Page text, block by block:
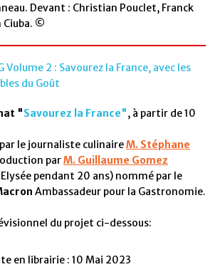
Devant : Christian Pouclet, Franck
Ciuba. ©
Volume 2 : Savourez la France, avec les
du Goût
"Savourez la France", à partir de 10
le journaliste culinaireM. Stéphane
parM. Guillaume Gomez
pendant 20 ans) nommé par le
Ambassadeur pour la Gastronomie.
du projet ci-dessous:
en librairie : 10 Mai 2023